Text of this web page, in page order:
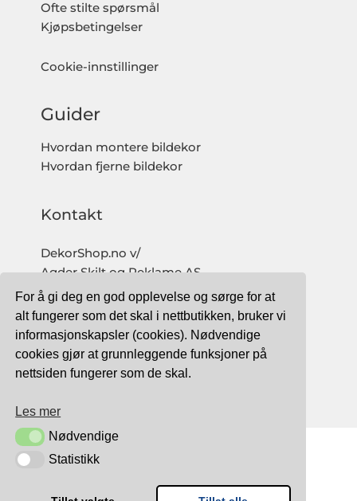
For å gi deg en god opplevelse og sørge for at
alt fungerer som det skal i nettbutikken, bruker vi
informasjonskapsler (cookies). Nødvendige
cookies gjør at grunnleggende funksjoner på
nettsiden fungerer som de skal.
Les mer
NødvendigeNødvendige
StatistikkStatistikk
Ofte stilte spørsmål
Kjøpsbetingelser
Cookie-innstillinger
Guider
Hvordan montere bildekor
Hvordan fjerne bildekor
Kontakt
DekorShop.no v/
Agder Skilt og Reklame AS
Org. nr: 997 633 016 MVA
salg@dekorshop.no
Tlf: 959 32 123
09.00 - 16.00
TRYGG BETALING MED: